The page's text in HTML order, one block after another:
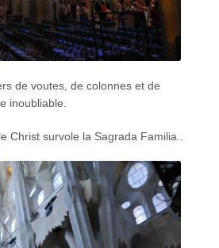
de voutes, de colonnes et de
inoubliable.
Christ survole la Sagrada Familia..